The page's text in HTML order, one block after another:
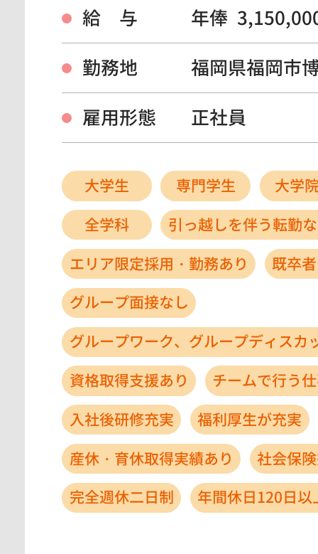
給 与
年俸
勤務地
福岡県福岡市
雇用形態
正社員
大学生 専門学生
大学
全学科
引っ越しを伴う転勤
エリア限定採用・勤務あり
既卒
グループ面接なし
グループワーク、グループディスカ
資格取得支援あり
チームで行う
入社後研修充実
福利厚生が充実
産休・育休取得実績あり
社会保
完全週休二日制
年間休日120日以